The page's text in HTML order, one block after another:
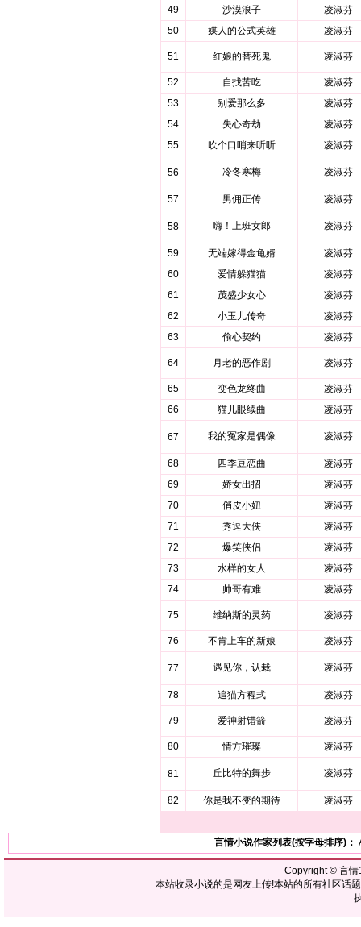
49 沙漠浪子
凌淑芬
50
媒人的公式英雄 凌淑芬
51 红娘的替死鬼 凌淑芬
52 自找苦吃
凌淑芬
53
别爱那么多
凌淑芬
54
失心奇劫
凌淑芬
55
吹个口哨来听听 凌淑芬
56 冷冬寒梅 凌淑芬
57 男佣正传 凌淑芬
58 嗨！上班女郎 凌淑芬
59 无端嫁得金龟婿
凌淑芬
60
爱情躲猫猫
凌淑芬
61
茂盛少女心
凌淑芬
62
小玉儿传奇
凌淑芬
63
偷心契约 凌淑芬
64 月老的恶作剧 凌淑芬
65 变色龙终曲
凌淑芬
66
猫儿眼续曲 凌淑芬
67 我的冤家是偶像 凌淑芬
68 四季豆恋曲
凌淑芬
69
娇女出招
凌淑芬
70
俏皮小妞
凌淑芬
71
秀逗大侠
凌淑芬
72
爆笑侠侣
凌淑芬
73
水样的女人
凌淑芬
74
帅哥有难 凌淑芬
75 维纳斯的灵药 凌淑芬
76 不肯上车的新娘 凌淑芬
77 遇见你，认栽 凌淑芬
78 追猫方程式 凌淑芬
79 爱神射错箭 凌淑芬
80 情方璀璨 凌淑芬
81 丘比特的舞步 凌淑芬
82 你是我不变的期待 凌淑芬
言情小说作家列表(按字母排序)：
Copyright © 言情
本站收录小说的是网友上传!本站的所有社区话